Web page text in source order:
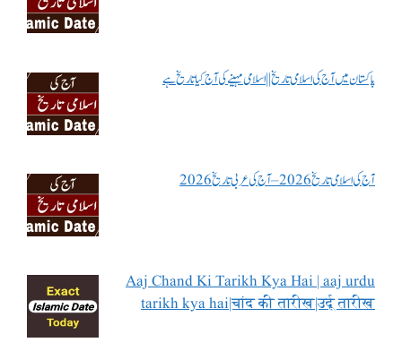
پاکستان میں آج کی اسلامی تاریخ || اسلامی مہینے کی آج کیا تاریخ ہے
آج کی اسلامی تاریخ 2026 – آج کی عربی تاریخ 2026
Aaj Chand Ki Tarikh Kya Hai | aaj urdu
tarikh kya hai|चांद की तारीख|उर्दू तारीख